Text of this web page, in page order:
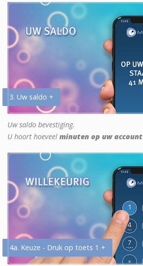
3. Uw saldo +
Uw saldo bevestiging.
U hoort hoeveel minuten op uw account
4a. Keuze - Druk op toets 1 +